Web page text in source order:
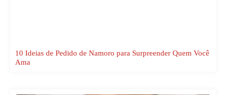
10 Ideias de Pedido de Namoro para Surpreender Quem Você
Ama